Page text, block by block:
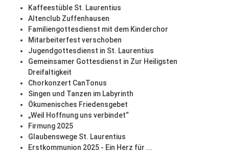
Kaffeestüble St. Laurentius
Altenclub Zuffenhausen
Familiengottesdienst mit dem Kinderchor
Mitarbeiterfest verschoben
Jugendgottesdienst in St. Laurentius
Gemeinsamer Gottesdienst in Zur Heiligsten
Dreifaltigkeit
Chorkonzert CanTonus
Singen und Tanzen im Labyrinth
Ökumenisches Friedensgebet
„Weil Hoffnung uns verbindet“
Firmung 2025
Glaubenswege St. Laurentius
Erstkommunion 2025 - Ein Herz für ...